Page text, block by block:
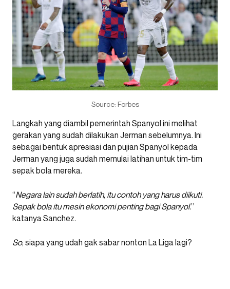
Source: Forbes
Langkah yang diambil pemerintah Spanyol ini melihat
gerakan yang sudah dilakukan Jerman sebelumnya. Ini
sebagai bentuk apresiasi dan pujian Spanyol kepada
Jerman yang juga sudah memulai latihan untuk tim-tim
sepak bola mereka.
“Negara lain sudah berlatih, itu contoh yang harus diikuti.
Sepak bola itu mesin ekonomi penting bagi Spanyol.”
katanya Sanchez.
So, siapa yang udah gak sabar nonton La Liga lagi?